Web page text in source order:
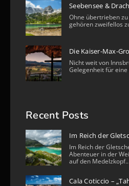
Seebensee &
Ohne übertrieben
gehören zweifellos
Die Kaiser-Max-
Nicht weit von
Gelegenheit für eine
Recent Posts
Im Reich der
Im Reich der
Abenteuer in der
auf den Medelzkopf..
Cala Coticcio –